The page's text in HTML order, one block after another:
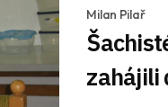
Milan Pilař
zahájili